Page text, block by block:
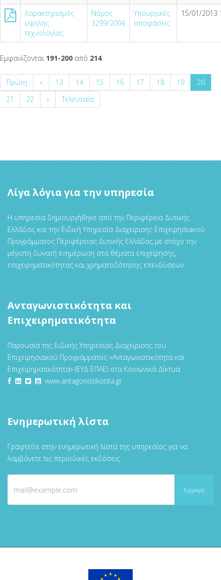
Χαρακτηρισμός
υψηλής
τεχνολογίας
Νόμος
3299/2004
Υπουργικές
αποφάσεις
15/01/2013
Εμφανίζονται 191-200 από 214.
Πρώτη « 13 14 15 16 17 18 19
20
21
22 » Τελευταία
Λίγα λόγια για την υπηρεσία
Η υπηρεσία δημιουργήθηκε από την Περιφέρεια Δυτικής
Ελλάδας και την Ειδική Υπηρεσία Διαχείρισης Επιχειρησιακού
Προγράμματος Περιφέρειας Δυτικής Ελλάδας με στόχο την
μέγιστη δυνατή ενημέρωση στα θέματα επιχείρησης,
επιχειρηματικότητας και χρηματοδότησης επενδύσεων.
Ανταγωνιστικότητα και
Επιχειρηματικότητα
Παρουσία της Ειδικής Υπηρεσίας Διαχείρισης του
Επιχειρησιακού Προγράμματος «Ανταγωνιστικότητα και
Επιχειρηματικότητα» (ΕΥΔ ΕΠΑΕ) στα Κοινωνικά Δίκτυα
www.antagonistikotita.gr
Ενημερωτική λίστα
Γραφτείτε στην ενημερωτική λίστα της υπηρεσίας για να
λαμβάνετε τις περιοδικές εκδόσεις